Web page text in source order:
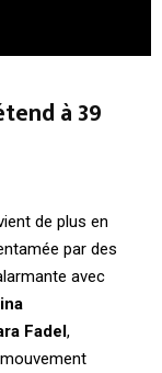
à 39
de plus en
par des
avec
Fadel,